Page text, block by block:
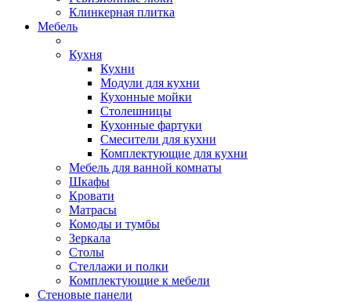
Клинкерная плитка
Мебель
Кухня
Кухни
Модули для кухни
Кухонные мойки
Столешницы
Кухонные фартуки
Смесители для кухни
Комплектующие для кухни
Мебель для ванной комнаты
Шкафы
Кровати
Матрасы
Комоды и тумбы
Зеркала
Столы
Стеллажи и полки
Комплектующие к мебели
Стеновые панели